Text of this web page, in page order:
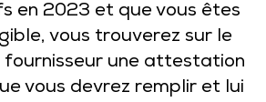
en 2023 et que vous êtes
vous trouverez sur le
une attestation
vous devrez remplir et lui